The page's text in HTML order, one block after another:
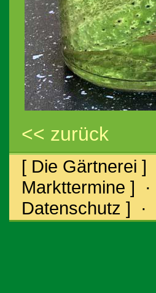
<< zurück
[ Die Gärtnerei ]
Markttermine ] ·
Datenschutz ] ·